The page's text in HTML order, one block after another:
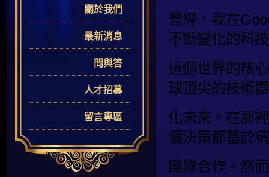
關於我們
最新消息
問與答
人才招募
留言專區
曾經，我在
不斷變化的科
這個世界的核
球頂尖的技術
化未來。在那
個決策都基於
團隊合作。然